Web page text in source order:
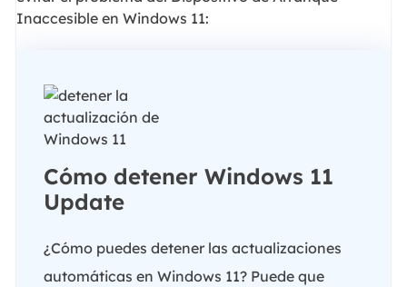
Inaccesible en Windows 11:
Cómo detener Windows 11
Update
¿Cómo puedes detener las actualizaciones
automáticas en Windows 11? Puede que